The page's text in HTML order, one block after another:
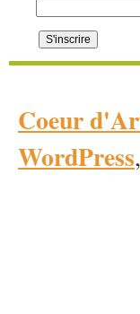
Coeur
WordPress